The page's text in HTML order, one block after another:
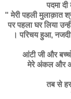
पदमा
" मेरी पहली मुलाक़ात
पर पहला घर लिया
। परिचय हुआ,
आंटी जी और
मेरे अंकल और
तबसे हर